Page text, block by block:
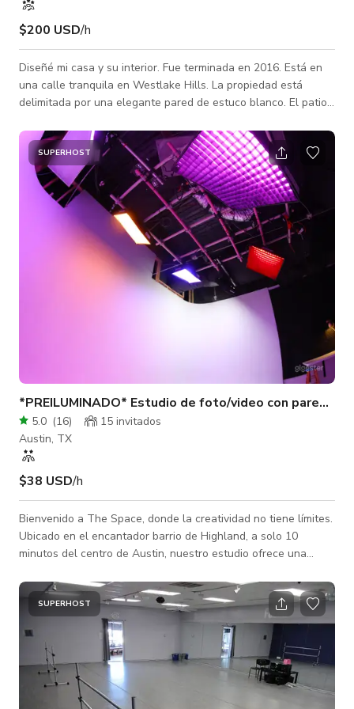
$200 USD/h
Diseñé mi casa y su interior. Fue terminada en 2016. Está en
una calle tranquila en Westlake Hills. La propiedad está
delimitada por una elegante pared de estuco blanco. El patio
elementos de roca. Hay dos portones y entradas para
vehículos. El primer portón da acceso a la casa y al cochera.
Más allá de la segunda entrada hay un gran campo plano con
césped. La propiedad está salpicada de hermosos árboles que
se iluminan por la noc
SUPERHOST
*PREILUMINADO* Estudio de foto/video con pared
5.0 (16)
15 invitados
Austin, TX
$38 USD/h
Bienvenido a The Space, donde la creatividad no tiene límites.
Ubicado en el encantador barrio de Highland, a solo 10
minutos del centro de Austin, nuestro estudio ofrece una
reino de innovación con nuestro entorno de vanguardia, que
cuenta con una pared cíclica de 500 pies cuadrados iluminada
por tecnología LED avanzada. Controlada convenientemente
por un iPad montado en la pared, nuestra pared cíclica
garantiza una operación flui
SUPERHOST